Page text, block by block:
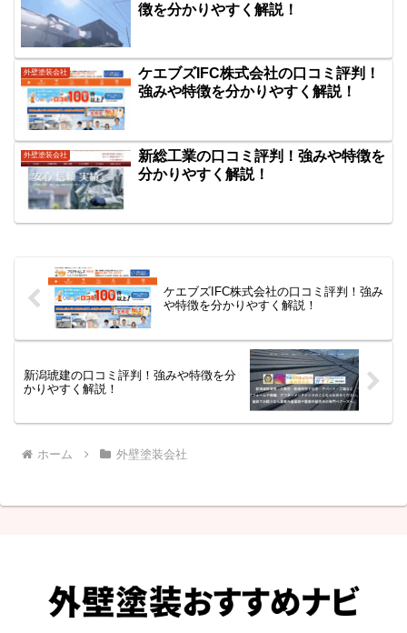
徴を分かりやすく解説！
外壁塗装会社
ケエブズIFC株式会社の口コミ評判！
強みや特徴を分かりやすく解説！
外壁塗装会社
新総工業の口コミ評判！強みや特徴を
分かりやすく解説！
ケエブズIFC株式会社の口コミ評判！強み
や特徴を分かりやすく解説！
新潟琥建の口コミ評判！強みや特徴を分
かりやすく解説！
ホーム 外壁塗装会社